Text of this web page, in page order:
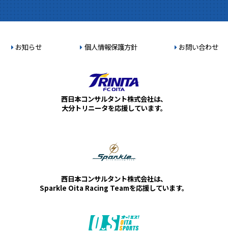
お知らせ 個人情報保護方針 お問い合わせ
西日本コンサルタント株式会社は、
大分トリニータを応援しています。
西日本コンサルタント株式会社は、
Sparkle Oita Racing Teamを応援しています。